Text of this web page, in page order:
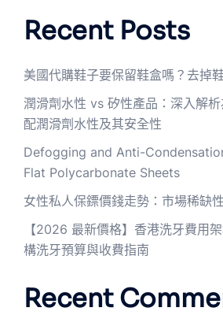
Recent Posts
美國代購鞋子要保留鞋盒嗎？去掉
潤滑劑水性 vs 矽性產品：深入解
配潤滑劑水性及其安全性
Defogging and Anti-
Flat Polycarbonate Sheets
女性私人保鏢價錢走勢：市場稀缺
【2026 最新價格】香港洗牙費用
構洗牙預算與收費指南
Recent